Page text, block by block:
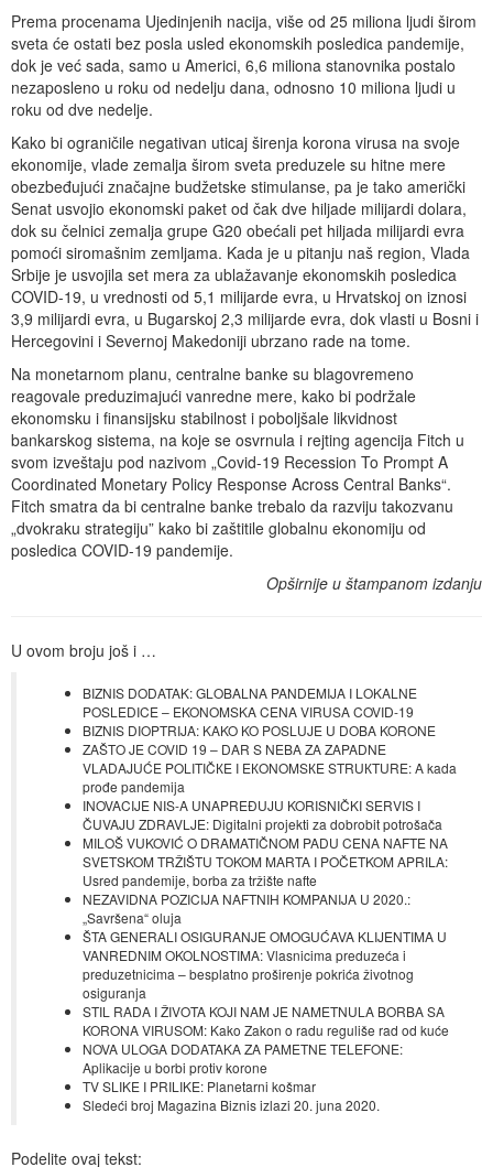
Prema procenama Ujedinjenih nacija, više od 25 miliona ljudi širom
sveta će ostati bez posla usled ekonomskih posledica pandemije,
dok je već sada, samo u Americi, 6,6 miliona stanovnika postalo
nezaposleno u roku od nedelju dana, odnosno 10 miliona ljudi u
roku od dve nedelje.
Kako bi ograničile negativan uticaj širenja korona virusa na svoje
ekonomije, vlade zemalja širom sveta preduzele su hitne mere
obezbeđujući značajne budžetske stimulanse, pa je tako američki
Senat usvojio ekonomski paket od čak dve hiljade milijardi dolara,
dok su čelnici zemalja grupe G20 obećali pet hiljada milijardi evra
pomoći siromašnim zemljama. Kada je u pitanju naš region, Vlada
Srbije je usvojila set mera za ublažavanje ekonomskih posledica
COVID-19, u vrednosti od 5,1 milijarde evra, u Hrvatskoj on iznosi
3,9 milijardi evra, u Bugarskoj 2,3 milijarde evra, dok vlasti u Bosni i
Hercegovini i Severnoj Makedoniji ubrzano rade na tome.
Na monetarnom planu, centralne banke su blagovremeno
reagovale preduzimajući vanredne mere, kako bi podržale
ekonomsku i finansijsku stabilnost i poboljšale likvidnost
bankarskog sistema, na koje se osvrnula i rejting agencija Fitch u
svom izveštaju pod nazivom „Covid-19 Recession To Prompt A
Coordinated Monetary Policy Response Across Central Banks“.
Fitch smatra da bi centralne banke trebalo da razviju takozvanu
„dvokraku strategiju” kako bi zaštitile globalnu ekonomiju od
posledica COVID-19 pandemije.
Opširnije u štampanom izdanju
U ovom broju još i …
BIZNIS DODATAK: GLOBALNA PANDEMIJA I LOKALNE
POSLEDICE – EKONOMSKA CENA VIRUSA COVID-19
BIZNIS DIOPTRIJA: KAKO KO POSLUJE U DOBA KORONE
ZAŠTO JE COVID 19 – DAR S NEBA ZA ZAPADNE
VLADAJUĆE POLITIČКE I EКONOMSКE STRUКTURE: A kada
prođe pandemija
INOVACIJE NIS-A UNAPREĐUJU KORISNIČKI SERVIS I
ČUVAJU ZDRAVLJE: Digitalni projekti za dobrobit potrošača
MILOŠ VUKOVIĆ O DRAMATIČNOM PADU CENA NAFTE NA
SVETSKOM TRŽIŠTU TOKOM MARTA I POČETKOM APRILA:
Usred pandemije, borba za tržište nafte
NEZAVIDNA POZICIJA NAFTNIH KOMPANIJA U 2020.:
„Savršena“ oluja
ŠTA GENERALI OSIGURANJE OMOGUĆAVA KLIJENTIMA U
VANREDNIM OKOLNOSTIMA: Vlasnicima preduzeća i
preduzetnicima – besplatno proširenje pokrića životnog
osiguranja
STIL RADA I ŽIVOTA KOJI NAM JE NAMETNULA BORBA SA
KORONA VIRUSOM: Kako Zakon o radu reguliše rad od kuće
NOVA ULOGA DODATAKA ZA PAMETNE TELEFONE:
Aplikacije u borbi protiv korone
TV SLIKE I PRILIKE: Planetarni košmar
Sledeći broj Magazina Biznis izlazi 20. juna 2020.
Podelite ovaj tekst: